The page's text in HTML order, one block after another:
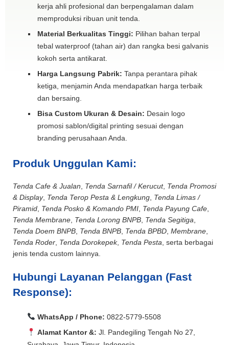
kerja ahli profesional dan berpengalaman dalam
memproduksi ribuan unit tenda.
Material Berkualitas Tinggi: Pilihan bahan terpal
tebal waterproof (tahan air) dan rangka besi galvanis
kokoh serta antikarat.
Harga Langsung Pabrik: Tanpa perantara pihak
ketiga, menjamin Anda mendapatkan harga terbaik
dan bersaing.
Bisa Custom Ukuran & Desain: Desain logo
promosi sablon/digital printing sesuai dengan
branding perusahaan Anda.
Produk Unggulan Kami:
Tenda Cafe & Jualan Tenda Sarnafil / Kerucut, Tenda Promosi
& Display, Tenda Terop Pesta & Lengkung Tenda Limas /
Piramid Tenda Posko & Komando PMI Tenda Payung Cafe
Tenda Membrane Tenda Lorong BNPB Tenda Segitiga
Tenda Doem BNPB Tenda BNPB Tenda BPBD Membrane
Tenda Roder Tenda Dorokepek, Tenda Pesta , serta berbagai
jenis tenda custom lainnya.
Hubungi Layanan Pelanggan (Fast
Response):
WhatsApp / Phone: 0822-5779-5508
Alamat Kantor &: Jl. Pandegiling Tengah No 27,